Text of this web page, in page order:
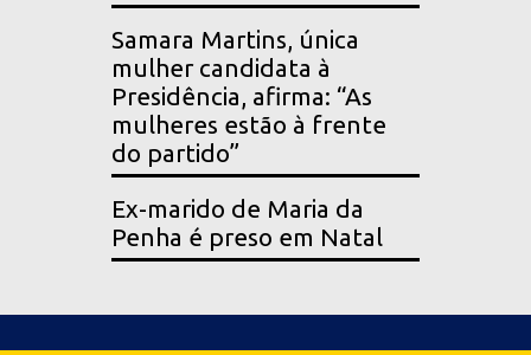
Samara Martins, única
mulher candidata à
Presidência, afirma: “As
mulheres estão à frente
do partido”
Ex-marido de Maria da
Penha é preso em Natal